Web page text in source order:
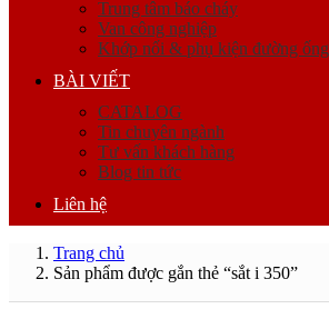
Trung tâm báo cháy
Van công nghiệp
Khớp nối & phụ kiện đường ống
BÀI VIẾT
CATALOG
Tin chuyên ngành
Tư vấn khách hàng
Blog tin tức
Liên hệ
Trang chủ
Sản phẩm được gắn thẻ “sắt i 350”